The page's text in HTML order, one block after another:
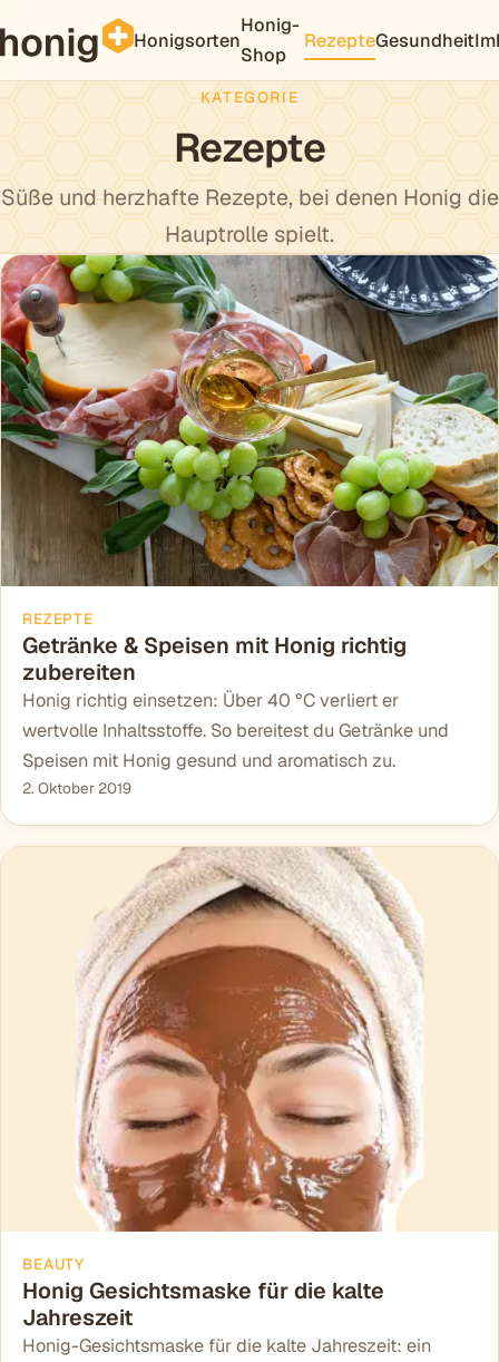
Honigsorten
Honig-
Shop
RezepteGesundheit
KATEGORIE
Rezepte
Süße und herzhafte Rezepte, bei denen Honig die
Hauptrolle spielt.
REZEPTE
Getränke & Speisen mit Honig richtig
zubereiten
Honig richtig einsetzen: Über 40 °C verliert er
wertvolle Inhaltsstoffe. So bereitest du Getränke und
Speisen mit Honig gesund und aromatisch zu.
2. Oktober 2019
BEAUTY
Honig Gesichtsmaske für die kalte
Jahreszeit
Honig-Gesichtsmaske für die kalte Jahreszeit: ein